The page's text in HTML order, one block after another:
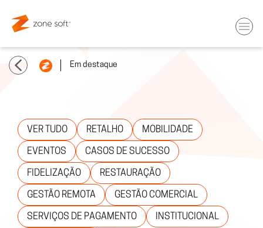
Em destaque
VER TUDO RETALHO MOBILIDADE
EVENTOS CASOS DE SUCESSO
FIDELIZAÇÃO RESTAURAÇÃO
GESTÃO REMOTA GESTÃO COMERCIAL
SERVIÇOS DE PAGAMENTO INSTITUCIONAL